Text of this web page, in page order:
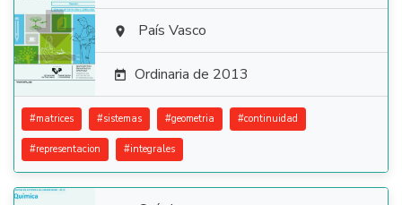
  País Vasco
 Ordinaria de 2013
#matrices #sistemas #geometria #continuidad
#representacion #integrales